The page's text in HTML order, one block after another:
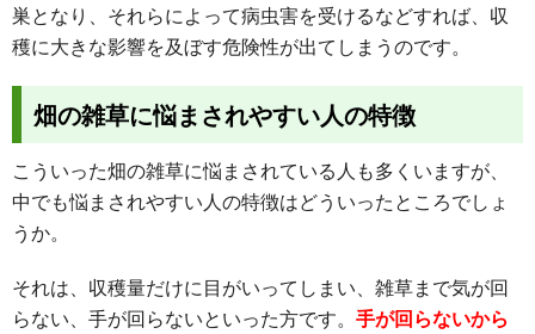
巣となり、それらによって病虫害を受けるなどすれば、収
穫に大きな影響を及ぼす危険性が出てしまうのです。
畑の雑草に悩まされやすい人の特徴
こういった畑の雑草に悩まされている人も多くいますが、
中でも悩まされやすい人の特徴はどういったところでしょ
うか。
それは、収穫量だけに目がいってしまい、雑草まで気が回
らない、手が回らないといった方です。 手が回らないから